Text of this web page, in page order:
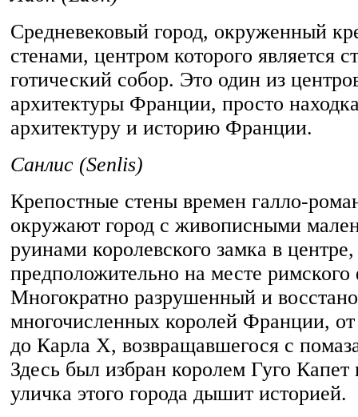
Средневековый город, окруженный
стенами, центром которого является
готический собор. Это один из
архитектуры Франции, просто
архитектуру и историю Франции.
Санлис (Senlis)
Крепостные стены времен галло-
окружают город с живописными
руинами королевского замка в
предположительно на месте
Многократно разрушенный и
многочисленных королей Франции, от
до Карла X, возвращавшегося с
Здесь был избран королем Гуго Капет
уличка этого города дышит историей.